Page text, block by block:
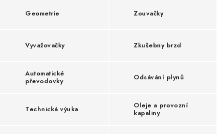
Geometrie Zouvačky
Vyvažovačky Zkušebny brzd
Automatické
převodovky
Odsávání plynů
Technická výuka
Oleje a provozní
kapaliny